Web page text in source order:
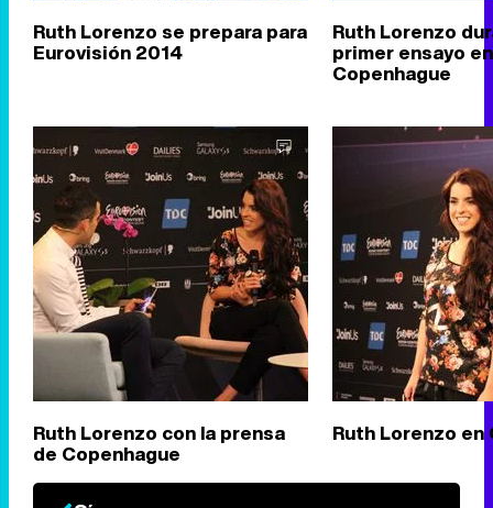
Ruth Lorenzo se prepara para
Eurovisión 2014
Ruth Lorenzo
primer ensayo en
Copenhague
Ruth Lorenzo con la prensa
de Copenhague
Ruth Lorenzo en